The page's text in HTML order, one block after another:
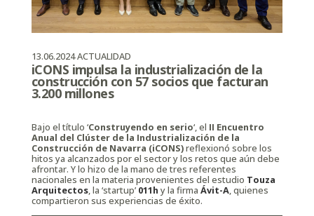
13.06.2024ACTUALIDAD
iCONS impulsa la industrialización de la
construcción con 57 socios que facturan
3.200 millones
Bajo el título ‘Construyendo en serio‘, el II Encuentro
Anual del Clúster de la Industrialización de la
Construcción de Navarra (iCONS)reflexionó sobre los
hitos ya alcanzados por el sector y los retos que aún debe
afrontar. Y lo hizo de la mano de tres referentes
nacionales en la materia provenientes del estudio Touza
Arquitectos, la ‘startup’ 011h y la firma Ávit-A, quienes
compartieron sus experiencias de éxito.